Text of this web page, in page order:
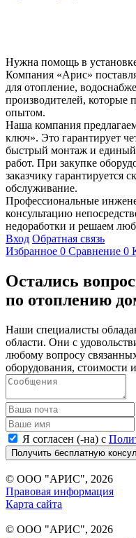
Нужна помощь в
Компания «Арис»
для отопление,
производителей,
опытом.
Наша компания
ключ». Это гарантирует
быстрый монтаж и единый
работ. При закупке
заказчику гарантируется
обслуживание.
Профессиональные
консультацию
недоработки и решаем
Вход Обратная связь
Избранное 0 Сравнение 0
Остались
по отоплению
Наши специалисты
области. Они с
любому вопросу
оборудования, стоимости
Я согласен (-на) с
Получить бесплатную
© ООО "АРИС", 2026
Правовая информация
Карта сайта
© ООО "АРИС", 2026